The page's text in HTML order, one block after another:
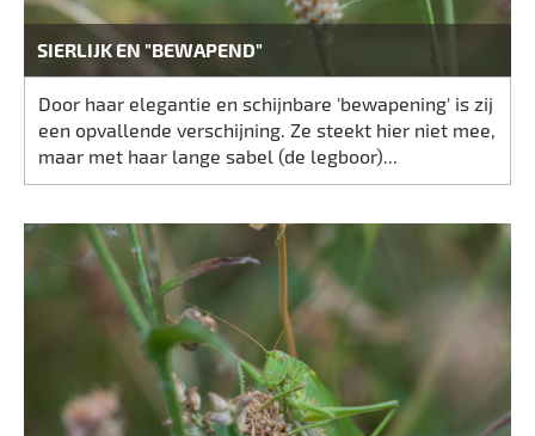
SIERLIJK EN "BEWAPEND"
Door haar elegantie en schijnbare 'bewapening' is zij
een opvallende verschijning. Ze steekt hier niet mee,
maar met haar lange sabel (de legboor)...